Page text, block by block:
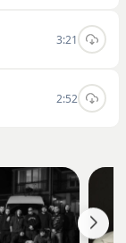
3:21
2:52